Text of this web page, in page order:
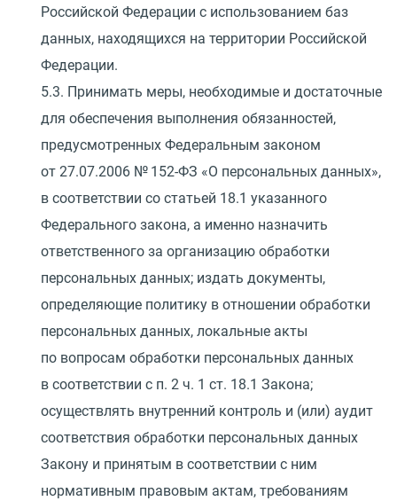
Российской Федерации с использованием баз
данных, находящихся на территории Российской
Федерации.
5.3. Принимать меры, необходимые и достаточные
для обеспечения выполнения обязанностей,
предусмотренных Федеральным законом
от 27.07.2006 № 152-ФЗ «О персональных данных»,
в соответствии со статьей 18.1 указанного
Федерального закона, а именно назначить
ответственного за организацию обработки
персональных данных; издать документы,
определяющие политику в отношении обработки
персональных данных, локальные акты
по вопросам обработки персональных данных
в соответствии с п. 2 ч. 1 ст. 18.1 Закона;
осуществлять внутренний контроль и (или) аудит
соответствия обработки персональных данных
Закону и принятым в соответствии с ним
нормативным правовым актам, требованиям